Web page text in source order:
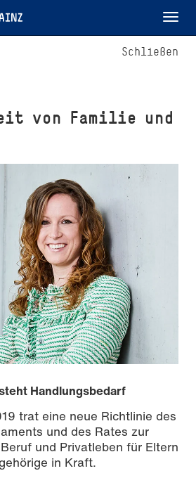
Schließen
von Familie und
Handlungsbedarf
trat eine neue Richtlinie des
und des Rates zur
und Privatleben für Eltern
in Kraft.